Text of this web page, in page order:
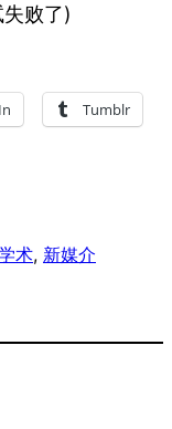
败了)
Tumblr
术, 新媒介